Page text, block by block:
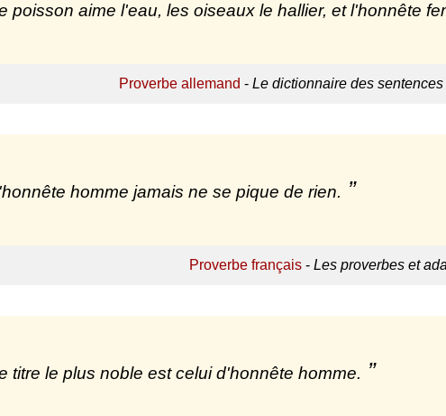
poisson aime l'eau, les oiseaux le hallier, et l'honnête
Proverbe allemand - Le dictionnaire des
homme jamais ne se pique de rien.
Proverbe français - Les proverbes et
titre le plus noble est celui d'honnête homme.